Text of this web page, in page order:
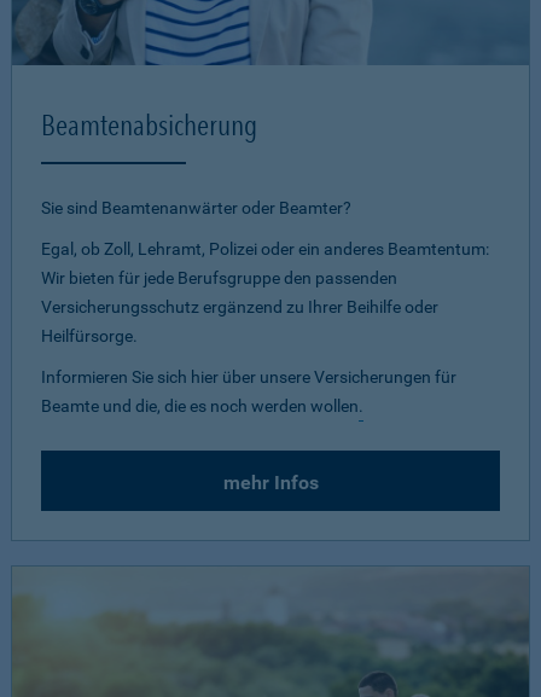
Beamtenabsicherung
Sie sind Beamtenanwärter oder Beamter?
Egal, ob Zoll, Lehramt, Polizei oder ein anderes Beamtentum:
Wir bieten für jede Berufsgruppe den passenden
Versicherungsschutz ergänzend zu Ihrer Beihilfe oder
Heilfürsorge.
Informieren Sie sich hier über unsere Versicherungen für
Beamte und die, die es noch werden wollen.
mehr Infos